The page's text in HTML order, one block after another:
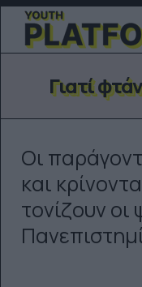
Γιατί
Οι
και
τονίζουν οι